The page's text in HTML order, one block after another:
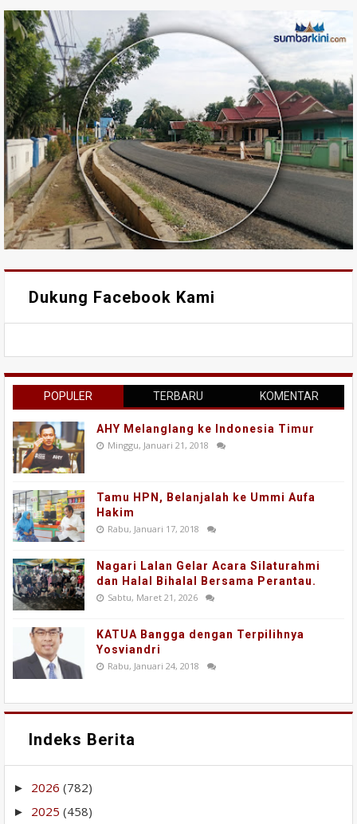
Dukung Facebook Kami
POPULER TERBARU KOMENTAR
AHY Melanglang ke Indonesia Timur
Minggu, Januari 21, 2018
Tamu HPN, Belanjalah ke Ummi Aufa
Hakim
Rabu, Januari 17, 2018
Nagari Lalan Gelar Acara Silaturahmi
dan Halal Bihalal Bersama Perantau.
Sabtu, Maret 21, 2026
KATUA Bangga dengan Terpilihnya
Yosviandri
Rabu, Januari 24, 2018
Indeks Berita
► 2026 (782)
► 2025 (458)